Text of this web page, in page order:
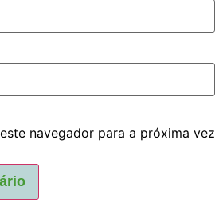
navegador para a próxima vez